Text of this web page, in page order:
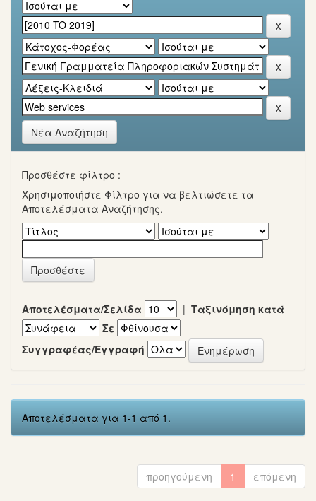
Νέα Αναζήτηση
Προσθέστε φίλτρο :
Χρησιμοποιήστε Φίλτρο για να βελτιώσετε τα
Αποτελέσματα Αναζήτησης.
Αποτελέσματα/Σελίδα | Ταξινόμηση κατά
Σε
Συγγραφέας/Εγγραφή
Αποτελέσματα για 1-1 από 1.
προηγούμενη 1 επόμενη